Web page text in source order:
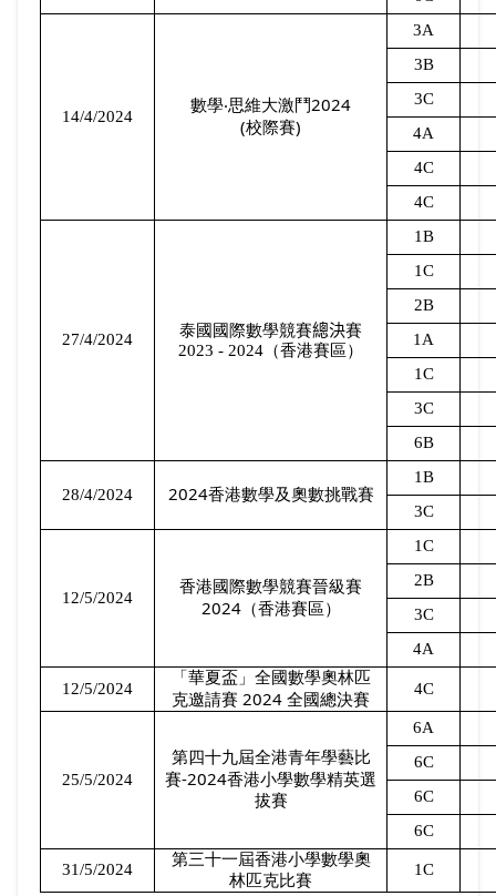
14/4/2024
數學‧思維大激鬥2024
(校際賽)
3A
3B
3C
4A
4C
4C
27/4/2024 泰國國際數學競賽總決賽
2023 - 2024 （香港賽區）
1B
1C
2B
1A
1C
3C
6B
28/4/2024 2024香港數學及奧數挑戰賽
1B
3C
12/5/2024
香港國際數學競賽晉級賽
2024（香港賽區）
1C
2B
3C
4A
12/5/2024
「華夏盃」全國數學奧林匹
克邀請賽 2024 全國總決賽
4C
25/5/2024
第四十九屆全港青年學藝比
賽-2024香港小學數學精英選
拔賽
6A
6C
6C
6C
31/5/2024
第三十一屆香港小學數學奧
林匹克比賽
1C